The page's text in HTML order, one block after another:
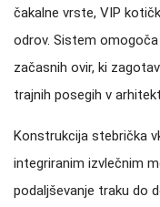
čakalne vrste, VIP
odrov. Sistem
začasnih ovir, ki
trajnih posegih v
Konstrukcija stebrička
integriranim izvlečnim
podaljševanje traku do